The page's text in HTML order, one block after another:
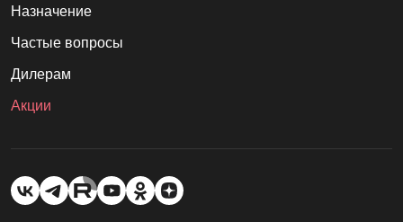
Назначение
Частые вопросы
Дилерам
Акции